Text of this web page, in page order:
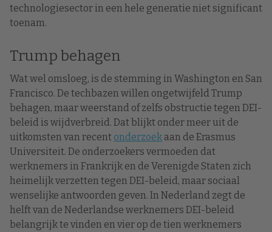
technologiesector in een hele generatie niet significant
toenam.
Trump behagen
Wat wel omsloeg, is de stemming in Washington en San
Francisco. De techbazen willen ongetwijfeld Trump
behagen, maar weerstand of zelfs obstructie tegen DEI-
beleid is wijdverbreid. Dat blijkt onder meer uit de
uitkomsten van recent onderzoek aan de Erasmus
Universiteit. De onderzoekers vermoeden dat
werknemers in Frankrijk en de Verenigde Staten zich
heimelijk verzetten tegen DEI-beleid, maar sociaal
wenselijke antwoorden geven. In Nederland zegt de
helft van de Nederlandse werknemers DEI-beleid
belangrijk te vinden en vier op de tien werknemers